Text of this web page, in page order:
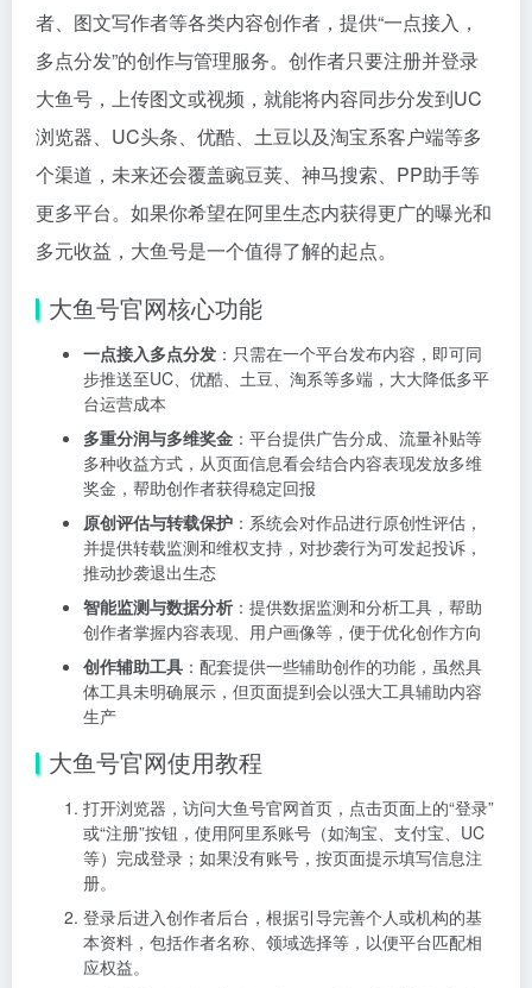
者、图文写作者等各类内容创作者，提供“一点接入，
多点分发”的创作与管理服务。创作者只要注册并登录
大鱼号，上传图文或视频，就能将内容同步分发到UC
浏览器、UC头条、优酷、土豆以及淘宝系客户端等多
个渠道，未来还会覆盖豌豆荚、神马搜索、PP助手等
更多平台。如果你希望在阿里生态内获得更广的曝光和
多元收益，大鱼号是一个值得了解的起点。
大鱼号官网核心功能
一点接入多点分发 ：只需在一个平台发布内容，即可同
步推送至UC、优酷、土豆、淘系等多端，大大降低多平
台运营成本
多重分润与多维奖金 ：平台提供广告分成、流量补贴等
多种收益方式，从页面信息看会结合内容表现发放多维
奖金，帮助创作者获得稳定回报
原创评估与转载保护 ：系统会对作品进行原创性评估，
并提供转载监测和维权支持，对抄袭行为可发起投诉，
推动抄袭退出生态
智能监测与数据分析 ：提供数据监测和分析工具，帮助
创作者掌握内容表现、用户画像等，便于优化创作方向
创作辅助工具 ：配套提供一些辅助创作的功能，虽然具
体工具未明确展示，但页面提到会以强大工具辅助内容
生产
大鱼号官网使用教程
打开浏览器，访问大鱼号官网首页，点击页面上的“登录”
或“注册”按钮，使用阿里系账号（如淘宝、支付宝、UC
等）完成登录；如果没有账号，按页面提示填写信息注
册。
登录后进入创作者后台，根据引导完善个人或机构的基
本资料，包括作者名称、领域选择等，以便平台匹配相
应权益。